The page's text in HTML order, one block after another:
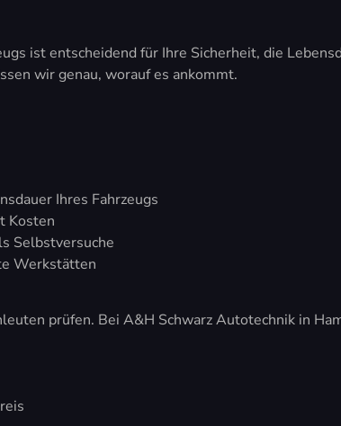
ist entscheidend für Ihre Sicherheit, die
wir genau, worauf es ankommt.
Ihres Fahrzeugs
Kosten
Selbstversuche
Werkstätten
prüfen. Bei A&H Schwarz Autotechnik in